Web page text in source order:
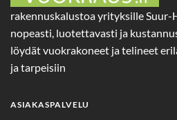
rakennuskalustoa yrityksille Suur-
nopeasti, luotettavasti ja
löydät vuokrakoneet ja telineet
ja tarpeisiin
ASIAKASPALVELU